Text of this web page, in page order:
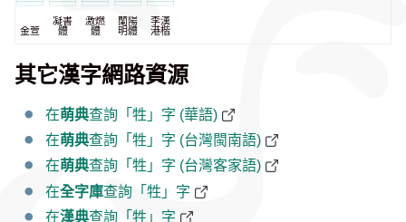
金萱
凝書
體
激燃
體
蘭陽
明體
李漢
港楷
其它漢字網路資源
在萌典查詢「牲」字 (華語)
在萌典查詢「牲」字 (台灣閩南語)
在萌典查詢「牲」字 (台灣客家語)
在全字庫查詢「牲」字
在漢典查詢「牲」字